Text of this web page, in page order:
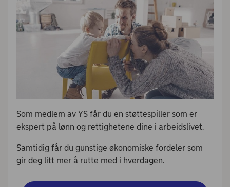
Som medlem av YS får du en støttespiller som er
ekspert på lønn og rettighetene dine i arbeidslivet.
Samtidig får du gunstige økonomiske fordeler som
gir deg litt mer å rutte med i hverdagen.